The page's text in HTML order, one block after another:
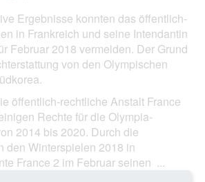
Ergebnisse konnten das öffentlich-
in Frankreich und seine Intendantin
Februar 2018 vermelden. Der Grund
von den Olympischen
öffentlich-rechtliche Anstalt France
Rechte für die Olympia-
2014 bis 2020. Durch die
den Winterspielen 2018 in
France 2 im Februar seinen ...